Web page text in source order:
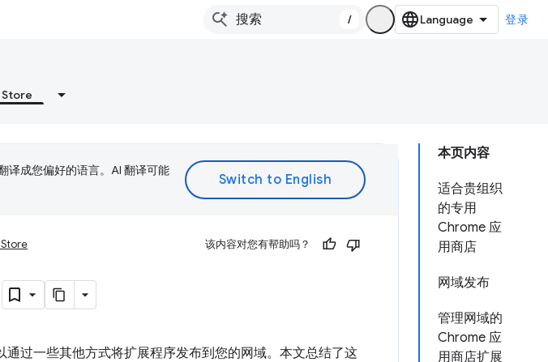
/ 登录
本页内容
适合贵组织
的专用
Chrome 应
用商店
网域发布
管理网域的
Chrome 应
用商店扩展
译成您偏好的语言。AI 翻译可能
该内容对您有帮助吗？
过一些其他方式将扩展程序发布到您的网域。本文总结了这